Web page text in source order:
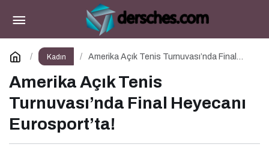
Kadın
Amerika Açık Tenis Turnuvası’nda Final
Amerika Açık Tenis
Turnuvası’nda Final Heyecanı
Eurosport’ta!
Menopozda Sağlık ve Yenilenme
Yorum Yap